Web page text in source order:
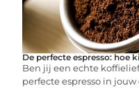
De perfecte espresso: hoe
Ben jij een echte
perfecte espresso in